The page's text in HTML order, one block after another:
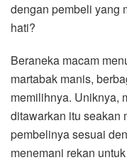
dengan pembeli yang
hati?
Beraneka macam
martabak manis,
memilihnya. Uniknya,
ditawarkan itu seakan
pembelinya sesuai
menemani rekan